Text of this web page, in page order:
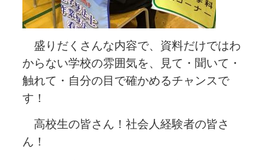
盛りだくさんな内容で、資料だけではわ
からない学校の雰囲気を、見て・聞いて・
触れて・自分の目で確かめるチャンスで
す！
高校生の皆さん！社会人経験者の皆さ
ん！